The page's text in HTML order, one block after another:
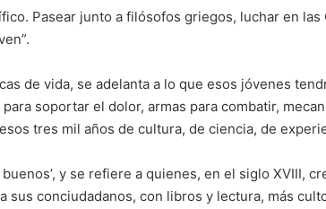
Pasear junto a filósofos griegos, luchar en las
de vida, se adelanta a lo que esos jóvenes
soportar el dolor, armas para combatir,
tres mil años de cultura, de ciencia, de
y se refiere a quienes, en el siglo XVIII,
sus conciudadanos, con libros y lectura, más